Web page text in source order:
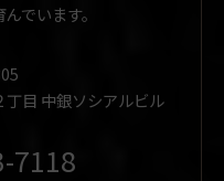
でいます。
目 中銀ソシアルビル
7118